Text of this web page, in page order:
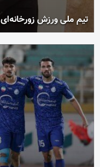
تیم ملی ورزش